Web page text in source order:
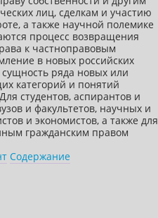
лиц, сделкам и участию
а также научной полемике
процесс возвращения
к частноправовым
в новых российских
ряда новых или
категорий и понятий
студентов, аспирантов и
и факультетов, научных и
и экономистов, а также для
гражданским правом
Содержание